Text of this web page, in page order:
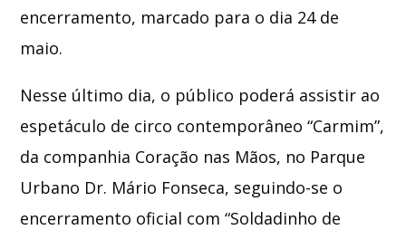
encerramento, marcado para o dia 24 de
maio.
Nesse último dia, o público poderá assistir ao
espetáculo de circo contemporâneo “Carmim”,
da companhia Coração nas Mãos, no Parque
Urbano Dr. Mário Fonseca, seguindo-se o
encerramento oficial com “Soldadinho de